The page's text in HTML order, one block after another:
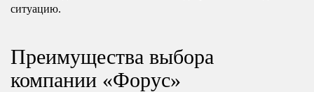
ситуацию.
Преимущества выбора
компании «Форус»